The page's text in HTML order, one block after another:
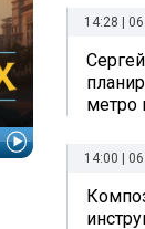
14:28 |
метро
14:00 |